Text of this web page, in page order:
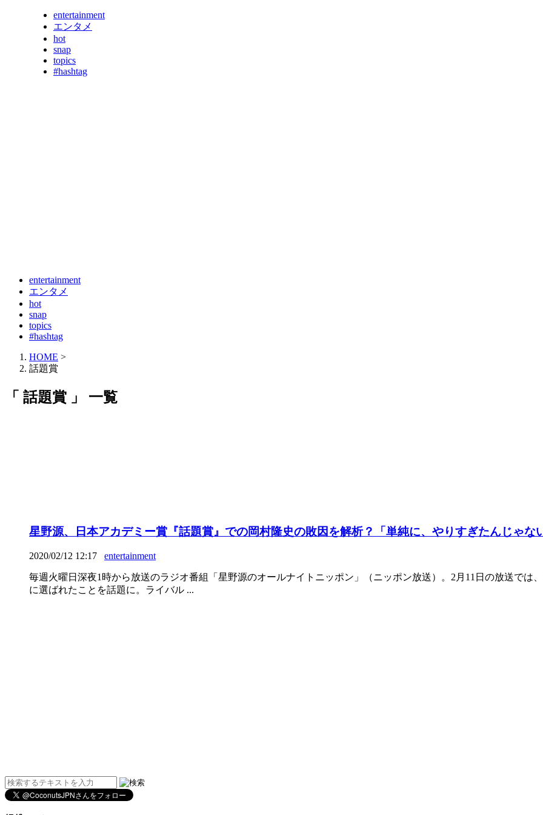
entertainment
エンタメ
hot
snap
topics
#hashtag
entertainment
エンタメ
hot
snap
topics
#hashtag
HOME >
話題賞
「 話題賞 」 一覧
星野源、日本アカデミー賞『話題賞』での岡村隆史の敗因を解析？「単純に、やりすぎたんじゃな
2020/02/12 12:17 entertainment
毎週火曜日深夜1時から放送のラジオ番組「星野源のオールナイトニッポン」（ニッポン放送）。2月11日の放送では
に選ばれたことを話題に。ライバル ...